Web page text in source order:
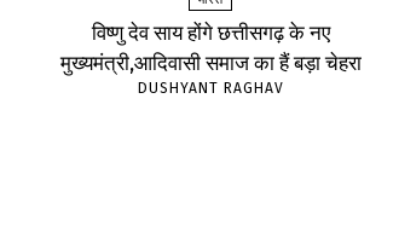
विष्णु देव साय होंगे छत्तीसगढ़ के नए
मुख्यमंत्री,आदिवासी समाज का हैं बड़ा चेहरा
DUSHYANT RAGHAV